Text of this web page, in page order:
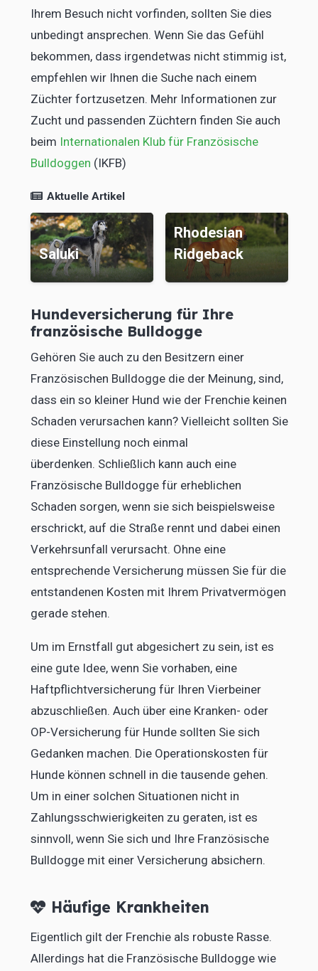
Ihrem Besuch nicht vorfinden, sollten Sie dies
unbedingt ansprechen. Wenn Sie das Gefühl
bekommen, dass irgendetwas nicht stimmig ist,
empfehlen wir Ihnen die Suche nach einem
Züchter fortzusetzen. Mehr Informationen zur
Zucht und passenden Züchtern finden Sie auch
beim Internationalen Klub für Französische
Bulldoggen (IKFB)
Aktuelle Artikel
Rhodesian
Ridgeback
Chihuahua
Hundeversicherung für Ihre
französische Bulldogge
Gehören Sie auch zu den Besitzern einer
Französischen Bulldogge die der Meinung, sind,
dass ein so kleiner Hund wie der Frenchie keinen
Schaden verursachen kann? Vielleicht sollten Sie
diese Einstellung noch einmal
überdenken. Schließlich kann auch eine
Französische Bulldogge für erheblichen
Schaden sorgen, wenn sie sich beispielsweise
erschrickt, auf die Straße rennt und dabei einen
Verkehrsunfall verursacht. Ohne eine
entsprechende Versicherung müssen Sie für die
entstandenen Kosten mit Ihrem Privatvermögen
gerade stehen.
Um im Ernstfall gut abgesichert zu sein, ist es
eine gute Idee, wenn Sie vorhaben, eine
Haftpflichtversicherung für Ihren Vierbeiner
abzuschließen. Auch über eine Kranken- oder
OP-Versicherung für Hunde sollten Sie sich
Gedanken machen. Die Operationskosten für
Hunde können schnell in die tausende gehen.
Um in einer solchen Situationen nicht in
Zahlungsschwierigkeiten zu geraten, ist es
sinnvoll, wenn Sie sich und Ihre Französische
Bulldogge mit einer Versicherung absichern.
Häufige Krankheiten
Eigentlich gilt der Frenchie als robuste Rasse.
Allerdings hat die Französische Bulldogge wie